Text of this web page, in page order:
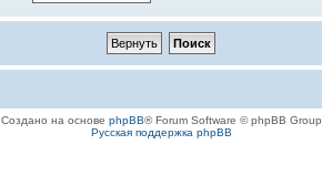
Создано на основе phpBB® Forum Software © phpBB Group
Русская поддержка phpBB